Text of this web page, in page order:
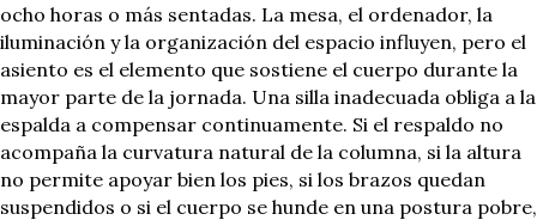
ocho horas o más sentadas. La mesa, el ordenador, la
iluminación y la organización del espacio influyen, pero el
asiento es el elemento que sostiene el cuerpo durante la
mayor parte de la jornada. Una silla inadecuada obliga a la
espalda a compensar continuamente. Si el respaldo no
acompaña la curvatura natural de la columna, si la altura
no permite apoyar bien los pies, si los brazos quedan
suspendidos o si el cuerpo se hunde en una postura pobre,